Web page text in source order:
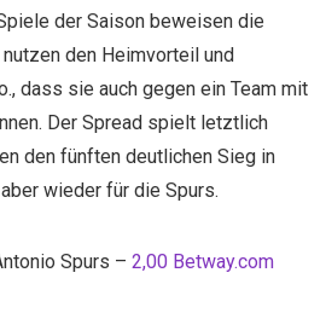
der Saison beweisen die
den Heimvorteil und
dass sie auch gegen ein Team mit
Der Spread spielt letztlich
den fünften deutlichen Sieg in
wieder für die Spurs.
Spurs – 2,00 Betway.com